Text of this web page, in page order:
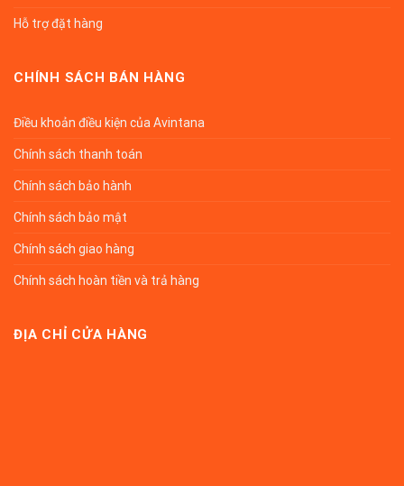
Hỗ trợ đặt hàng
CHÍNH SÁCH BÁN HÀNG
Điều khoản điều kiện của Avintana
Chính sách thanh toán
Chính sách bảo hành
Chính sách bảo mật
Chính sách giao hàng
Chính sách hoàn tiền và trả hàng
ĐỊA CHỈ CỬA HÀNG